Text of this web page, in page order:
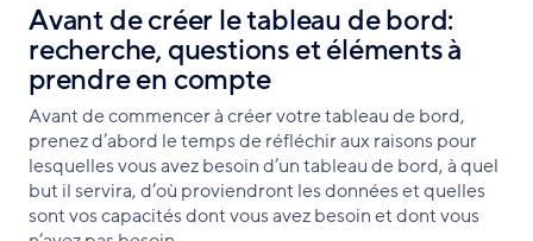
Avant de créer le tableau de bord:
recherche, questions et éléments à
prendre en compte
Avant de commencer à créer votre tableau de bord,
prenez d’abord le temps de réfléchir aux raisons pour
lesquelles vous avez besoin d’un tableau de bord, à quel
but il servira, d’où proviendront les données et quelles
sont vos capacités dont vous avez besoin et dont vous